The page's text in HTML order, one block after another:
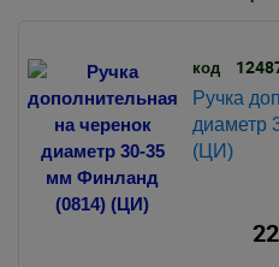
код
Ручка
диаметр
(ЦИ)